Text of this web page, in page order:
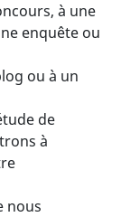
à une
enquête ou
ou à un
de
à
nous